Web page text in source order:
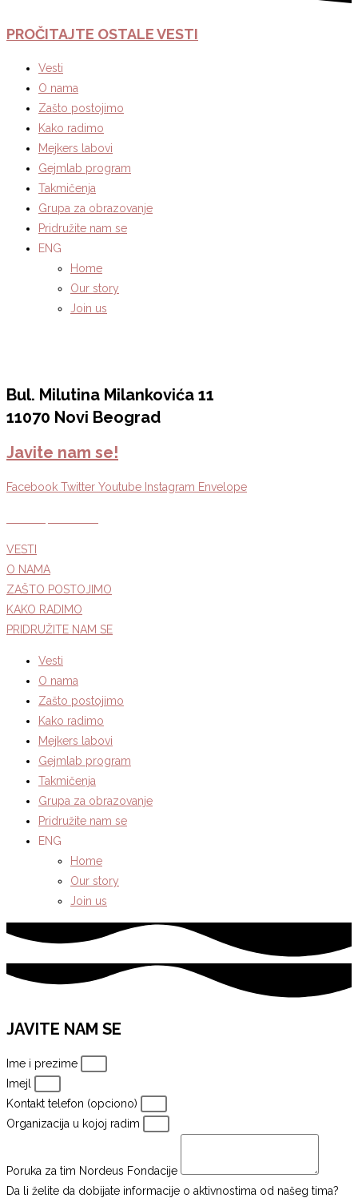
PROČITAJTE OSTALEVESTI
Vesti
O nama
Zašto postojimo
Kako radimo
Mejkers labovi
Gejmlab program
Takmičenja
Grupa za obrazovanje
Pridružite nam se
ENG
Home
Our story
Join us
Bul. Milutina Milankovića 11
11070 Novi Beograd
Javite nam se!
Facebook Twitter Youtube Instagram Envelope
VESTI
O NAMA
ZAŠTO POSTOJIMO
KAKO RADIMO
PRIDRUŽITE NAM SE
Vesti
O nama
Zašto postojimo
Kako radimo
Mejkers labovi
Gejmlab program
Takmičenja
Grupa za obrazovanje
Pridružite nam se
ENG
Home
Our story
Join us
JAVITE NAM SE
Ime i prezime
Imejl
Kontakt telefon (opciono)
Organizacija u kojoj radim
Poruka za tim Nordeus Fondacije
Da li želite da dobijate informacije o aktivnostima od našeg tima?